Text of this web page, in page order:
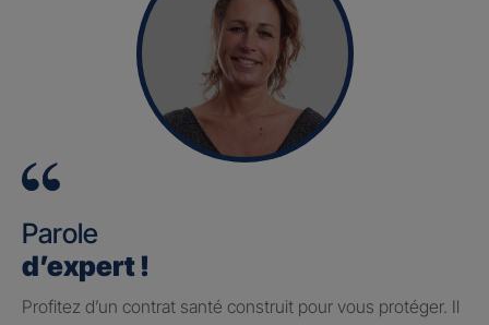
Parole
d’expert !
Profitez d’un contrat santé construit pour vous protéger. Il